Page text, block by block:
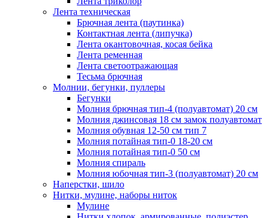
Лента техническая
Брючная лента (паутинка)
Контактная лента (липучка)
Лента окантовочная, косая бейка
Лента ременная
Лента светоотражающая
Тесьма брючная
Молнии, бегунки, пуллеры
Бегунки
Молния брючная тип-4 (полуавтомат) 20 см
Молния джинсовая 18 см замок полуавтомат
Молния обувная 12-50 см тип 7
Молния потайная тип-0 18-20 см
Молния потайная тип-0 50 см
Молния спираль
Молния юбочная тип-3 (полуавтомат) 20 см
Наперстки, шило
Нитки, мулине, наборы ниток
Мулине